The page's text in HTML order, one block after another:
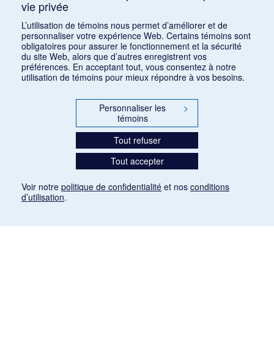
vie privée
L’utilisation de témoins nous permet d’améliorer et de
personnaliser votre expérience Web. Certains témoins sont
obligatoires pour assurer le fonctionnement et la sécurité
du site Web, alors que d’autres enregistrent vos
préférences. En acceptant tout, vous consentez à notre
utilisation de témoins pour mieux répondre à vos besoins.
Personnaliser les
témoins
>
Tout refuser
Tout accepter
Voir notre politique de confidentialité et nos conditions
d’utilisation.